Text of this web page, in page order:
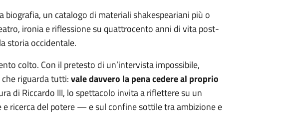
biografia, un catalogo di materiali shakespeariani più o
ironia e riflessione su quattrocento anni di vita post-
storia occidentale.
colto. Con il pretesto di un’intervista impossibile,
riguarda tutti:vale davvero la pena cedere al proprio
di Riccardo III, lo spettacolo invita a riflettere su un
ricerca del potere — e sul confine sottile tra ambizione e